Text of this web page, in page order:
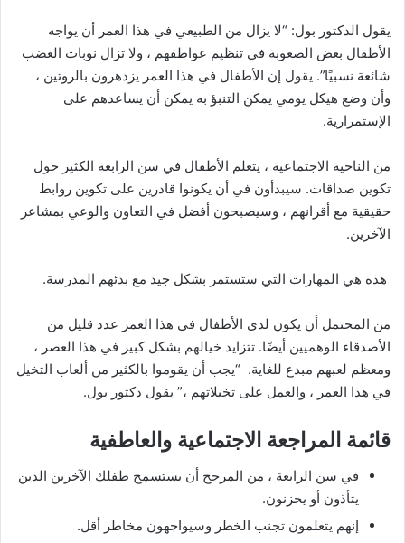
يقول الدكتور بول: “لا يزال من الطبيعي في هذا العمر أن يواجه
الأطفال بعض الصعوبة في تنظيم عواطفهم ، ولا تزال نوبات الغضب
شائعة نسبيًا”. يقول إن الأطفال في هذا العمر يزدهرون بالروتين ،
وأن وضع هيكل يومي يمكن التنبؤ به يمكن أن يساعدهم على
الإستمرارية.
من الناحية الاجتماعية ، يتعلم الأطفال في سن الرابعة الكثير حول
تكوين صداقات. سيبدأون في أن يكونوا قادرين على تكوين روابط
حقيقية مع أقرانهم ، وسيصبحون أفضل في التعاون والوعي بمشاعر
الآخرين.
هذه هي المهارات التي ستستمر بشكل جيد مع بدئهم المدرسة.
من المحتمل أن يكون لدى الأطفال في هذا العمر عدد قليل من
الأصدقاء الوهميين أيضًا. تتزايد خيالهم بشكل كبير في هذا العصر ،
ومعظم لعبهم مبدع للغاية. “يجب أن يقوموا بالكثير من ألعاب التخيل
في هذا العمر ، والعمل على تخيلاتهم ،” يقول دكتور بول.
قائمة المراجعة الاجتماعية والعاطفية
في سن الرابعة ، من المرجح أن يستسمح طفلك الآخرين الذين
يتأذون أو يحزنون.
إنهم يتعلمون تجنب الخطر وسيواجهون مخاطر أقل.